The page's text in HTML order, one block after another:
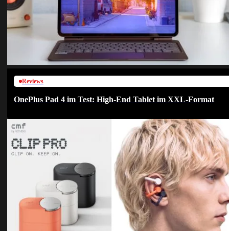
Reviews
OnePlus Pad 4 im Test: High-End Tablet im XXL-Format